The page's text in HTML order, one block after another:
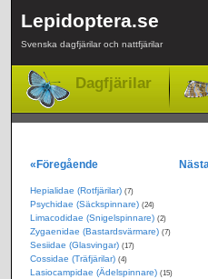
Lepidoptera.se
Svenska dagfjärilar och nattfjärilar
Dagfjärilar
«Föregående
Hepialidae (Rotfjärilar) (7)
Psychidae (Säckspinnare) (24)
Limacodidae (Snigelspinnare) (2)
Zygaenidae (Bastardsvärmare) (7)
Sesiidae (Glasvingar) (17)
Cossidae (Träfjärilar) (4)
Lasiocampidae (Ädelspinnare) (15)